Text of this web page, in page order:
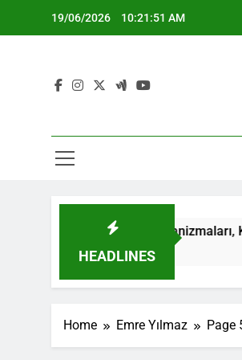
19/06/2026 10:21:51 AM
HEADLINES
bildirim mekanizmaları, Kullanıcı
Home Emre Yılmaz Page